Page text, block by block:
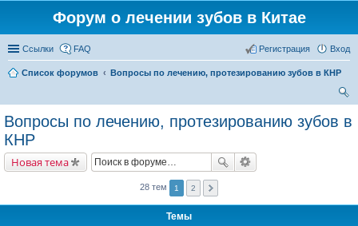
Форум о лечении зубов в Китае
Ссылки FAQ Вход
Регистрация
Список форумов Вопросы по лечению, протезированию зубов в КНР
Вопросы по лечению, протезированию зубов в
КНР
Новая тема
28 тем 1 2
Темы